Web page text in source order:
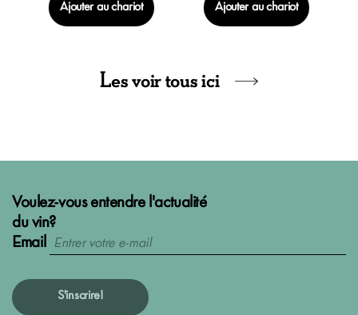
Ajouter au chariot Ajouter au chariot
Les voir tous ici
Voulez-vous entendre l'actualité
du vin?
Email
S'inscrire!